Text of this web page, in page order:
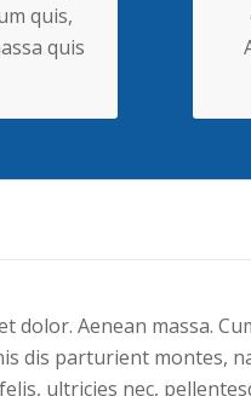
quis,
quis
dolor. Aenean massa.
dis parturient montes,
ultricies nec,